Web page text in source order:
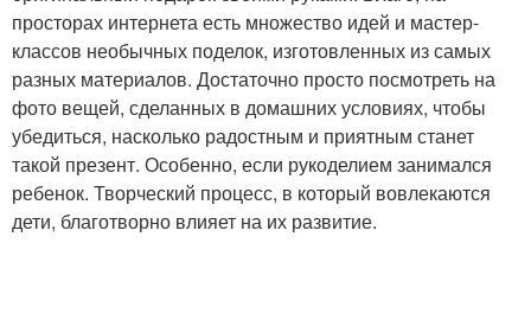
просторах интернета есть множество идей и мастер-
классов необычных поделок, изготовленных из самых
разных материалов. Достаточно просто посмотреть на
фото вещей, сделанных в домашних условиях, чтобы
убедиться, насколько радостным и приятным станет
такой презент. Особенно, если рукоделием занимался
ребенок. Творческий процесс, в который вовлекаются
дети, благотворно влияет на их развитие.